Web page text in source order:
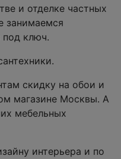
и отделке частных
занимаемся
ключ.
скидку на обои и
магазине Москвы. А
мебельных
интерьера и по